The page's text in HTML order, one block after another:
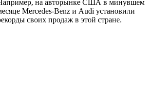
на авторынке США в минувшем
Mercedes-Benz и Audi установили
своих продаж в этой стране.